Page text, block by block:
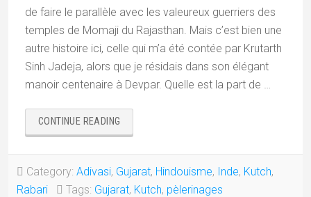
de faire le parallèle avec les valeureux guerriers des
temples de Momaji du Rajasthan. Mais c’est bien une
autre histoire ici, celle qui m’a été contée par Krutarth
Sinh Jadeja, alors que je résidais dans son élégant
manoir centenaire à Devpar. Quelle est la part de …
CONTINUE READING
BOTERA,
CHEVALIERS
BLANCS
Category: Adivasi, Gujarat, Hindouisme, Inde, Kutch,
Rabari
Tags: Gujarat, Kutch, pèlerinages